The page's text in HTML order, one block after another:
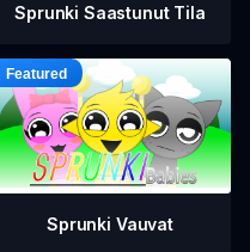
Sprunki Saastunut Tila
Sprunki Vauvat